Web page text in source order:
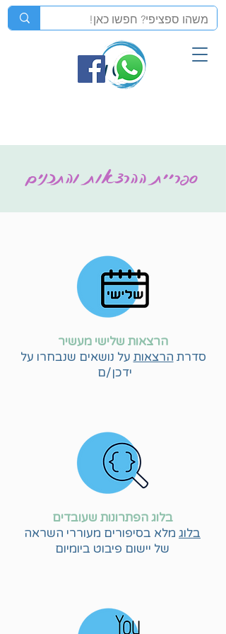
ספריית ההרצאות והתכנים
הרצאות שלישי מעשיר
סדרת הרצאות על נושאים שנבחרו על
ידכן/ם
בלוג הפתרונות שעובדים
בלוג מלא בסיפורים מעוררי השראה
של יישום פיבוט ביומיום